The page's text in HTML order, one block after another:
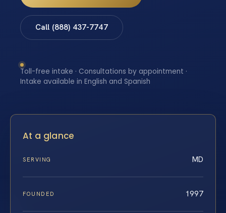
Call (888) 437-7747
Toll-free intake · Consultations by appointment ·
Intake available in English and Spanish
At a glance
SERVING MD
FOUNDED 1997